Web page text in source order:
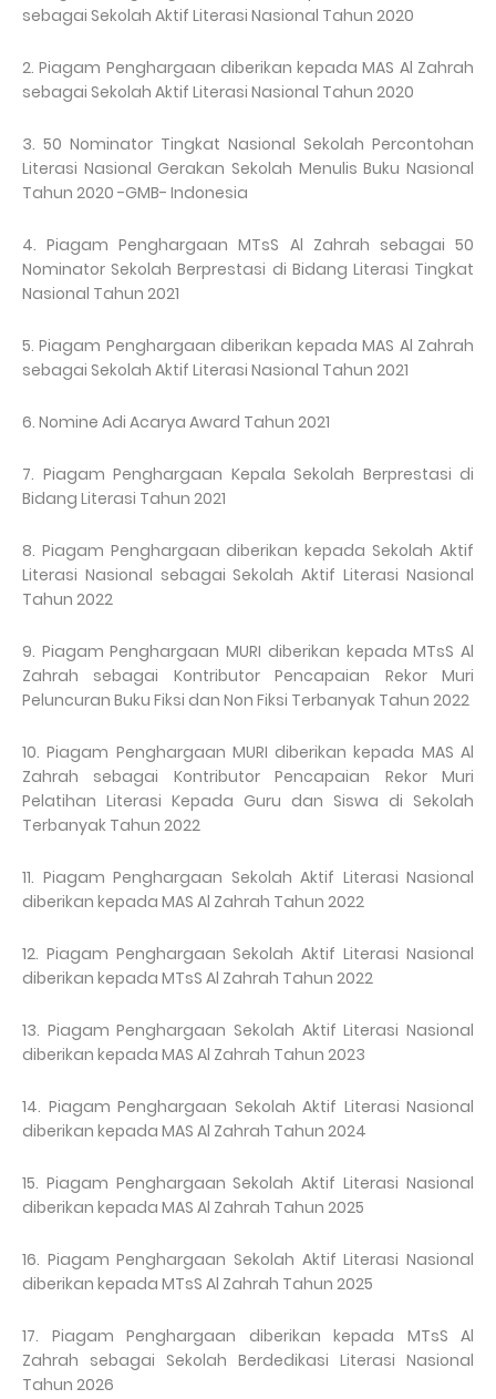
sebagai Sekolah Aktif Literasi Nasional Tahun 2020
2. Piagam Penghargaan diberikan kepada MAS Al Zahrah
sebagai Sekolah Aktif Literasi Nasional Tahun 2020
3. 50 Nominator Tingkat Nasional Sekolah Percontohan
Literasi Nasional Gerakan Sekolah Menulis Buku Nasional
Tahun 2020 -GMB- Indonesia
4. Piagam Penghargaan MTsS Al Zahrah sebagai 50
Nominator Sekolah Berprestasi di Bidang Literasi Tingkat
Nasional Tahun 2021
5. Piagam Penghargaan diberikan kepada MAS Al Zahrah
sebagai Sekolah Aktif Literasi Nasional Tahun 2021
6. Nomine Adi Acarya Award Tahun 2021
7. Piagam Penghargaan Kepala Sekolah Berprestasi di
Bidang Literasi Tahun 2021
8. Piagam Penghargaan diberikan kepada Sekolah Aktif
Literasi Nasional sebagai Sekolah Aktif Literasi Nasional
Tahun 2022
9. Piagam Penghargaan MURI diberikan kepada MTsS Al
Zahrah sebagai Kontributor Pencapaian Rekor Muri
Peluncuran Buku Fiksi dan Non Fiksi Terbanyak Tahun 2022
10. Piagam Penghargaan MURI diberikan kepada MAS Al
Zahrah sebagai Kontributor Pencapaian Rekor Muri
Pelatihan Literasi Kepada Guru dan Siswa di Sekolah
Terbanyak Tahun 2022
11. Piagam Penghargaan Sekolah Aktif Literasi Nasional
diberikan kepada MAS Al Zahrah Tahun 2022
12. Piagam Penghargaan Sekolah Aktif Literasi Nasional
diberikan kepada MTsS Al Zahrah Tahun 2022
13. Piagam Penghargaan Sekolah Aktif Literasi Nasional
diberikan kepada MAS Al Zahrah Tahun 2023
14. Piagam Penghargaan Sekolah Aktif Literasi Nasional
diberikan kepada MAS Al Zahrah Tahun 2024
15. Piagam Penghargaan Sekolah Aktif Literasi Nasional
diberikan kepada MAS Al Zahrah Tahun 2025
16. Piagam Penghargaan Sekolah Aktif Literasi Nasional
diberikan kepada MTsS Al Zahrah Tahun 2025
17. Piagam Penghargaan diberikan kepada MTsS Al
Zahrah sebagai Sekolah Berdedikasi Literasi Nasional
Tahun 2026